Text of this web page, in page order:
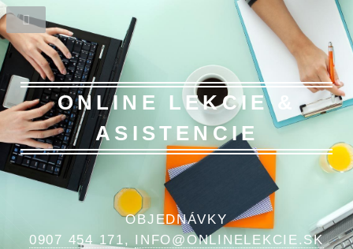
ONLINE LEKCIE
ASISTENCIE
OBJEDNÁVKY
0907 454 171, INFO@ONLINELEKCIE.SK